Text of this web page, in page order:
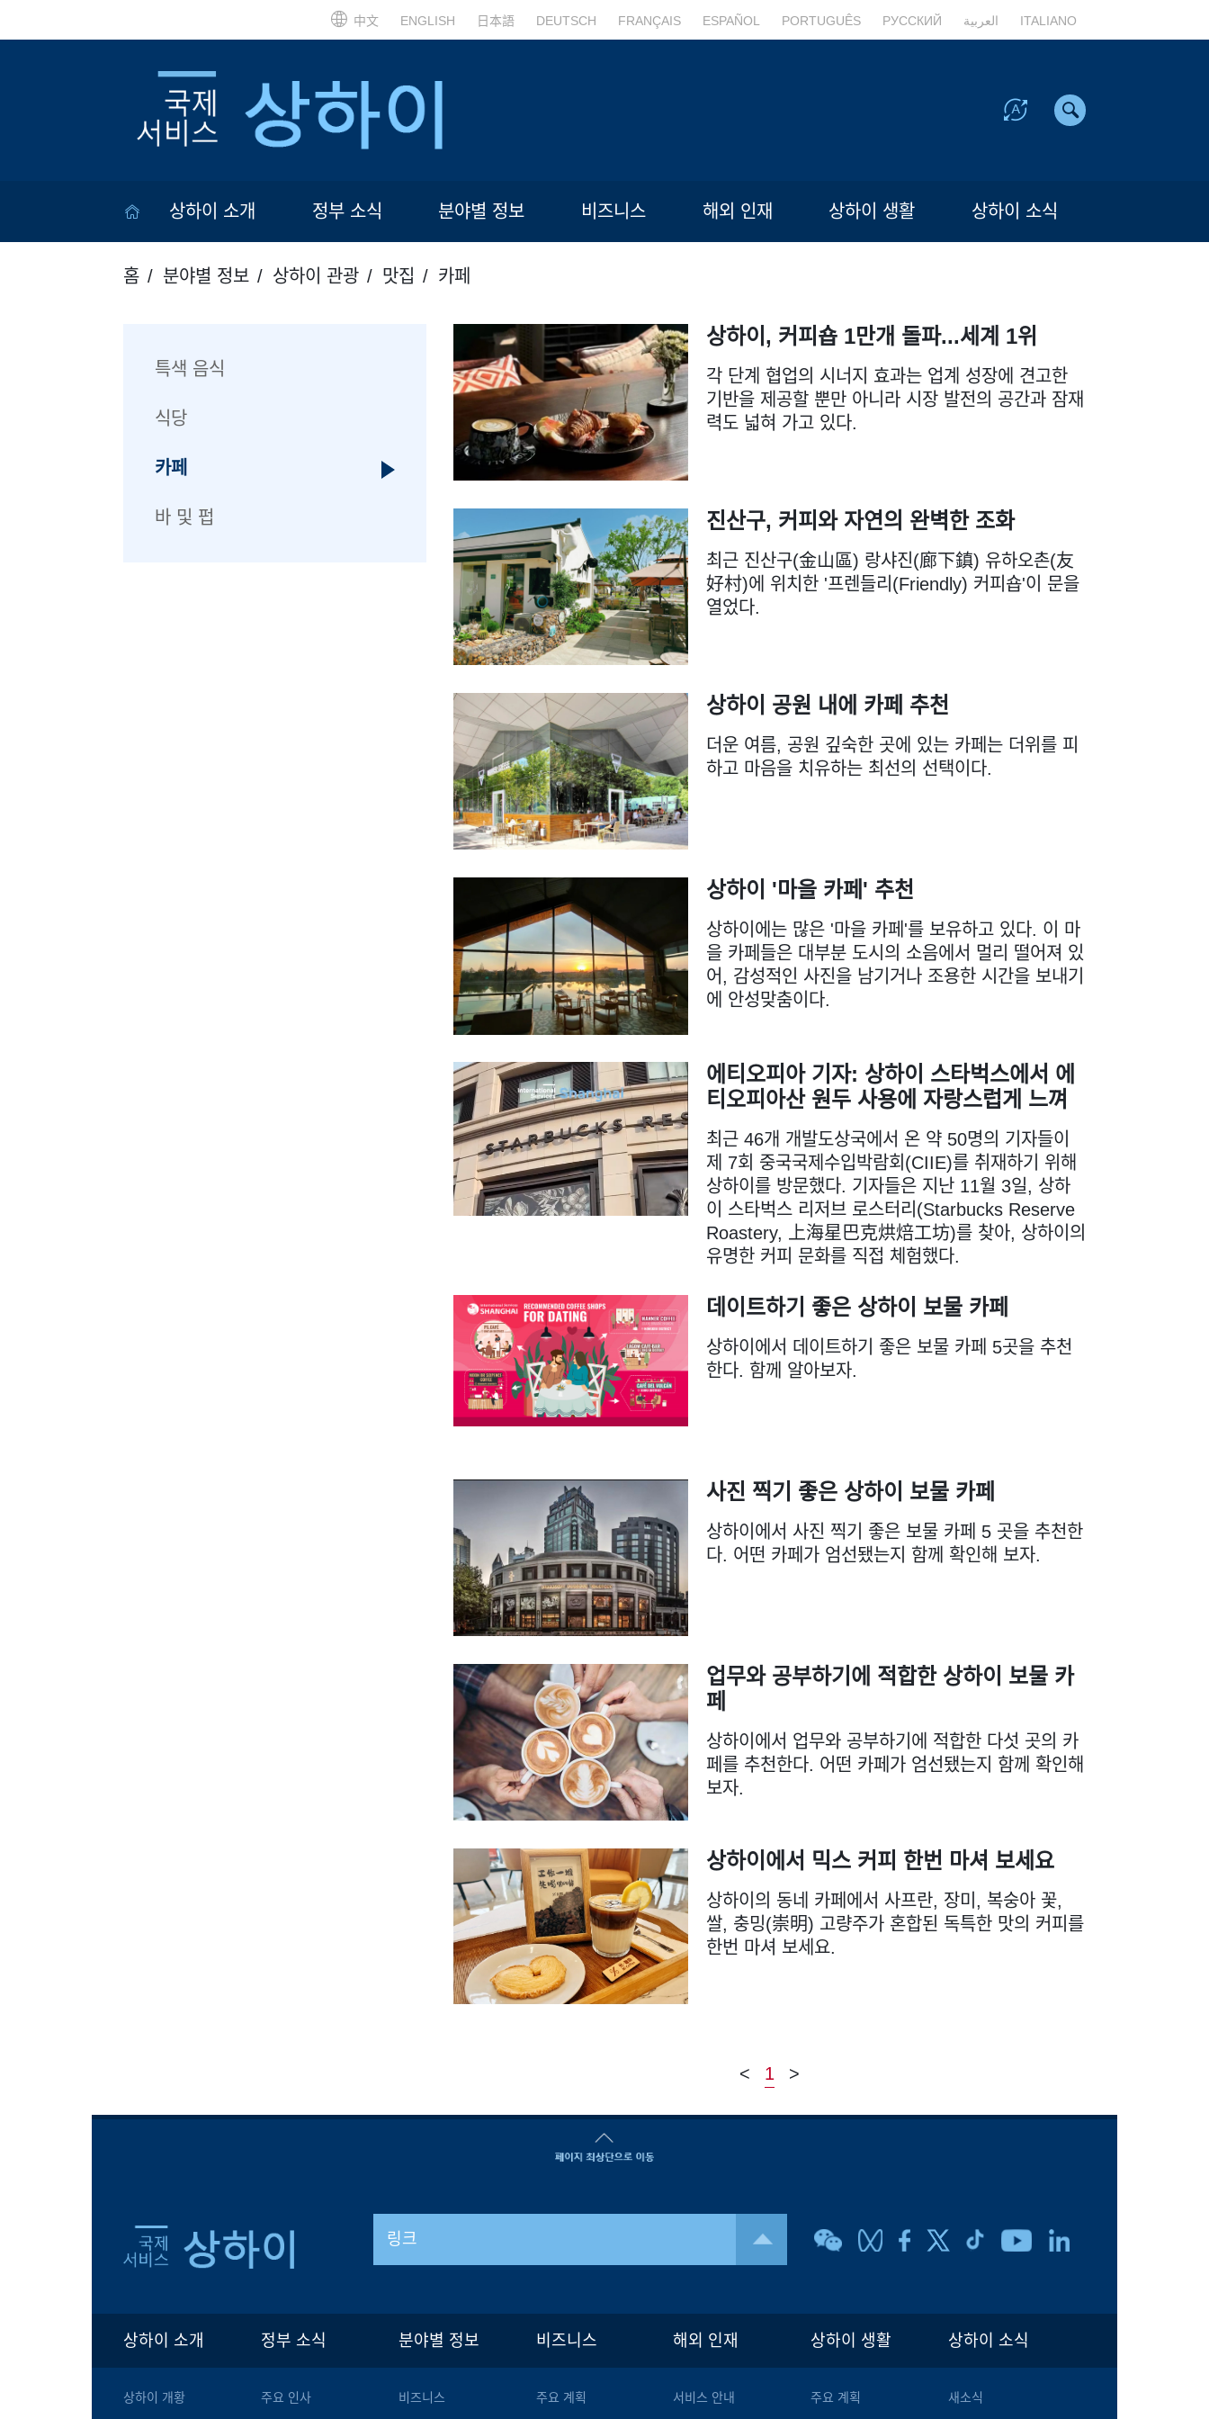
中文 ENGLISH 日本語 DEUTSCH FRANÇAIS ESPAÑOL PORTUGUÊS РУССКИЙ العربية ITALIANO
상하이 소개 정부 소식 분야별 정보 비즈니스 해외 인재 상하이 생활 상하이 소식
홈 분야별 정보 상하이 관광 맛집 카페
특색 음식
식당
카페
바 및 펍
상하이, 커피숍 1만개 돌파...세계 1위
각 단계 협업의 시너지 효과는 업계 성장에 견고한
기반을 제공할 뿐만 아니라 시장 발전의 공간과 잠재
력도 넓혀 가고 있다.
진산구, 커피와 자연의 완벽한 조화
최근 진산구(金山區) 랑샤진(廊下鎮) 유하오촌(友
好村)에 위치한 '프렌들리(Friendly) 커피숍'이 문을
열었다.
상하이 공원 내에 카페 추천
더운 여름, 공원 깊숙한 곳에 있는 카페는 더위를 피
하고 마음을 치유하는 최선의 선택이다.
상하이 '마을 카페' 추천
상하이에는 많은 '마을 카페'를 보유하고 있다. 이 마
을 카페들은 대부분 도시의 소음에서 멀리 떨어져 있
어, 감성적인 사진을 남기거나 조용한 시간을 보내기
에 안성맞춤이다.
에티오피아 기자: 상하이 스타벅스에서 에
티오피아산 원두 사용에 자랑스럽게 느껴
최근 46개 개발도상국에서 온 약 50명의 기자들이
제 7회 중국국제수입박람회(CIIE)를 취재하기 위해
상하이를 방문했다. 기자들은 지난 11월 3일, 상하
이 스타벅스 리저브 로스터리(Starbucks Reserve
Roastery, 上海星巴克烘焙工坊)를 찾아, 상하이의
유명한 커피 문화를 직접 체험했다.
데이트하기 좋은 상하이 보물 카페
상하이에서 데이트하기 좋은 보물 카페 5곳을 추천
한다. 함께 알아보자.
사진 찍기 좋은 상하이 보물 카페
상하이에서 사진 찍기 좋은 보물 카페 5 곳을 추천한
다. 어떤 카페가 엄선됐는지 함께 확인해 보자.
업무와 공부하기에 적합한 상하이 보물 카
페
상하이에서 업무와 공부하기에 적합한 다섯 곳의 카
페를 추천한다. 어떤 카페가 엄선됐는지 함께 확인해
보자.
상하이에서 믹스 커피 한번 마셔 보세요
상하이의 동네 카페에서 사프란, 장미, 복숭아 꽃,
쌀, 충밍(崇明) 고량주가 혼합된 독특한 맛의 커피를
한번 마셔 보세요.
< 1 >
링크
상하이 소개
상하이 개황
정부 소식
주요 인사
분야별 정보
비즈니스
비즈니스
주요 계획
해외 인재
서비스 안내
상하이 생활
주요 계획
상하이 소식
새소식